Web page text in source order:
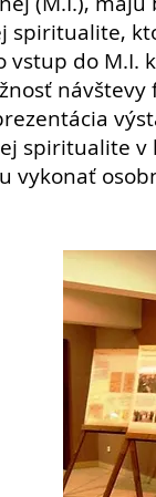
do M.I.
návštevy
spiritualite v